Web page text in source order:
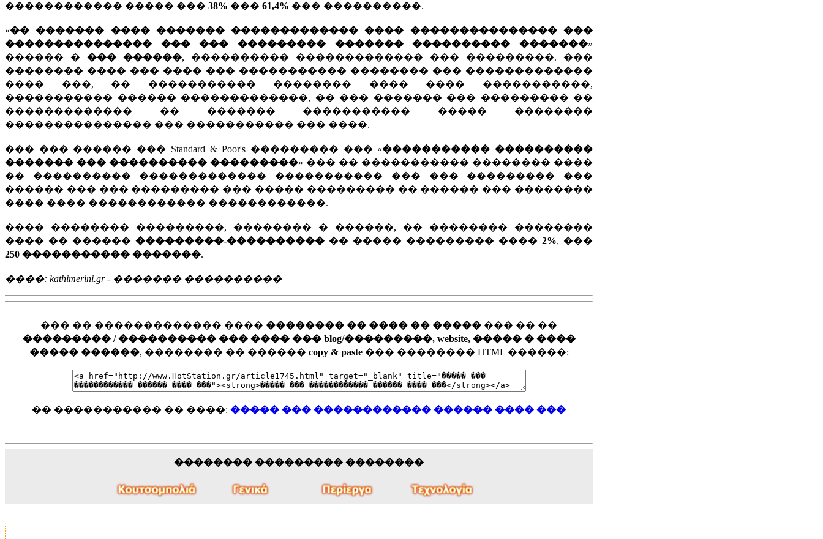
������������ ����� ��� 38% ��� 61,4% ��� ����������.
«�� ������� ���� ������� ������������� ���� ��������������� ���
��������������� ��� ��� ��������� ������� ���������� �������»
������ � ��� ������, ���������� ������������� ��� ���������. ���
�������� ���� ��� ���� ��� ����������� �������� ��� �������������
���� ���, �� ����������� �������� ���� ���� �����������,
����������� ������ �������������, �� ��� ������� ��� ��������� ��
������������� �� ������� ����������� ����� ��������
��������������� ��� ����������� ��� ����.
��� ��� ������ ��� Standard & Poor's ��������� ��� «����������� ����������
������� ��� ���������� ���������» ��� �� ����������� �������� ����
�� ���������� ������������� ����������� ��� ��� ��������� ���
������ ��� ��� ��������� ��� ����� ��������� �� ������ ��� ��������
���� ���� ������������ ������������.
���� �������� ���������, �������� � ������, �� �������� ��������
���� �� ������ ���������-���������� �� ����� ��������� ���� 2%, ���
250 ����������� �������.
����: kathimerini.gr - ������� ����������
��� �� ������������� ���� �������� �� ���� �� ����� ��� �� ��
��������� / ���������� ��� ���� ��� blog/���������, website, ����� � ����
����� ������, �������� �� ������ copy & paste��� �������� HTML ������:
�� ����������� �� ����: ����� ��� ������������ ������ ���� ���
�������� ��������� ��������